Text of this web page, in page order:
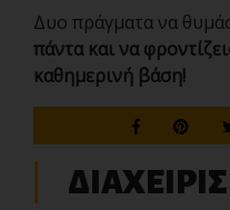
Δυο πράγματα να
πάντα και να
καθημερινή βάση!